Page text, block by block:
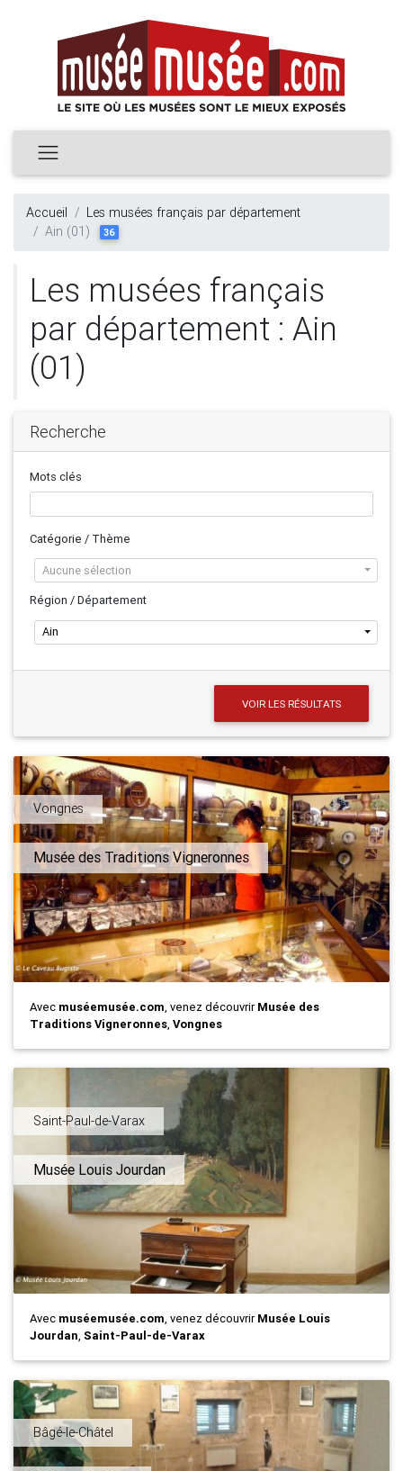
Accueil
Les musées français par département
Ain (01)
36
Les musées français
par département : Ain
(01)
Recherche
Mots clés
Catégorie / Thème
Aucune sélection
Région / Département
Ain
VOIR LES RÉSULTATS
Vongnes
Musée des Traditions Vigneronnes
Avec muséemusée.com, venez découvrirMusée des
Traditions Vigneronnes, Vongnes
Saint-Paul-de-Varax
Musée Louis Jourdan
Avec muséemusée.com, venez découvrirMusée Louis
Jourdan, Saint-Paul-de-Varax
Bâgé-le-Châtel